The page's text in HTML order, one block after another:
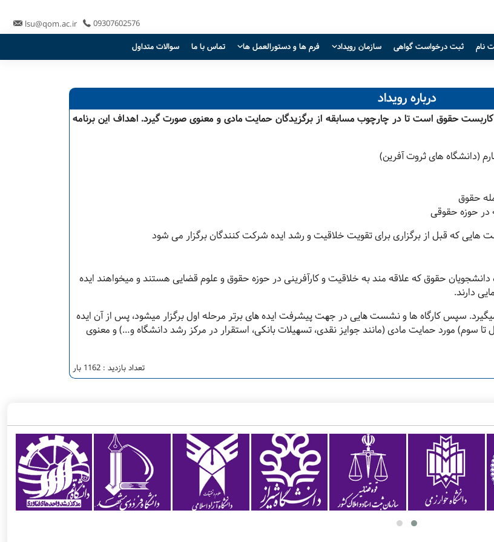
09307602576
lsu@qom.ac.ir
نام ثبت درخواست گواهی سازمان رویداد فرم ها و دستورالعمل ها تماس با ما سوالات متداول
درباره رویداد
حقوق است تا در چارچوب مسابقه از برگزیدگان حمایت مادی و معنوی صورت گیرد. اهداف این برنامه
(دانشگاه های ثروت آفرین)
حقوق
در حوزه حقوقی
هایی که قبل از برگزاری برای تقویت خلاقیت و رشد ایده شرکت کنندگان برگزار می شود
حقوق که علاقه مند به خلاقیت و کارآفرینی در حوزه حقوق و علوم قضایی هستند و میخواهند ایده
دارند.
میگیرد. سپس کارگاه ها و نشست ھایی در جھت پیشرفت ایده ھای برتر مرحله اول برگزار میشود، پس از آن ایده
سوم) مورد حمایت مادی (مانند جوایز نقدی، تسھیلات بانکی، استقرار در مرکز رشد دانشگاه و…) و معنوی
تعداد بازدید : 1162 بار